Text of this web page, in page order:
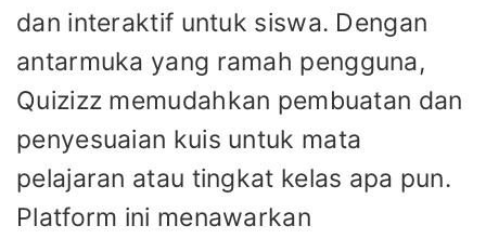
dan interaktif untuk siswa. Dengan
antarmuka yang ramah pengguna,
Quizizz memudahkan pembuatan dan
penyesuaian kuis untuk mata
pelajaran atau tingkat kelas apa pun.
Platform ini menawarkan